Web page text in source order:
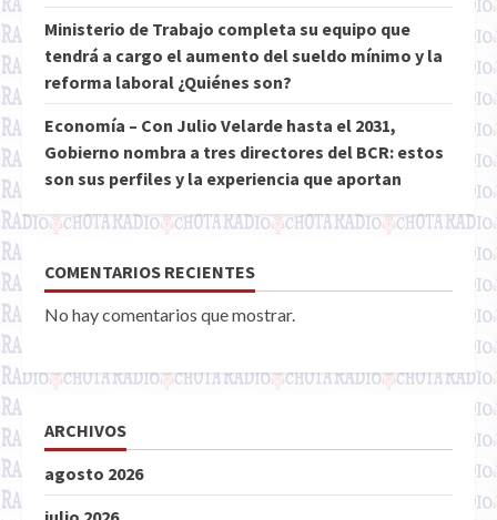
Ministerio de Trabajo completa su equipo que
tendrá a cargo el aumento del sueldo mínimo y la
reforma laboral ¿Quiénes son?
Economía – Con Julio Velarde hasta el 2031,
Gobierno nombra a tres directores del BCR: estos
son sus perfiles y la experiencia que aportan
COMENTARIOS RECIENTES
No hay comentarios que mostrar.
ARCHIVOS
agosto 2026